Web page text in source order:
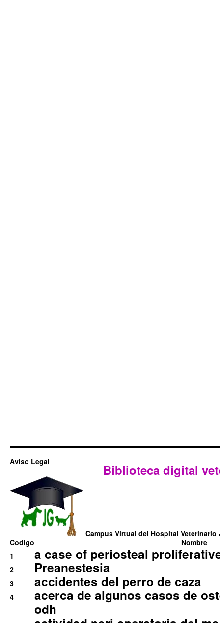
Aviso Legal
Biblioteca digital
Campus Virtual del Hospital Veterinario
Codigo
Nombre
1
a case of periosteal
2 Preanestesia
3 accidentes del perro de caza
4
acerca de algunos casos de
odh